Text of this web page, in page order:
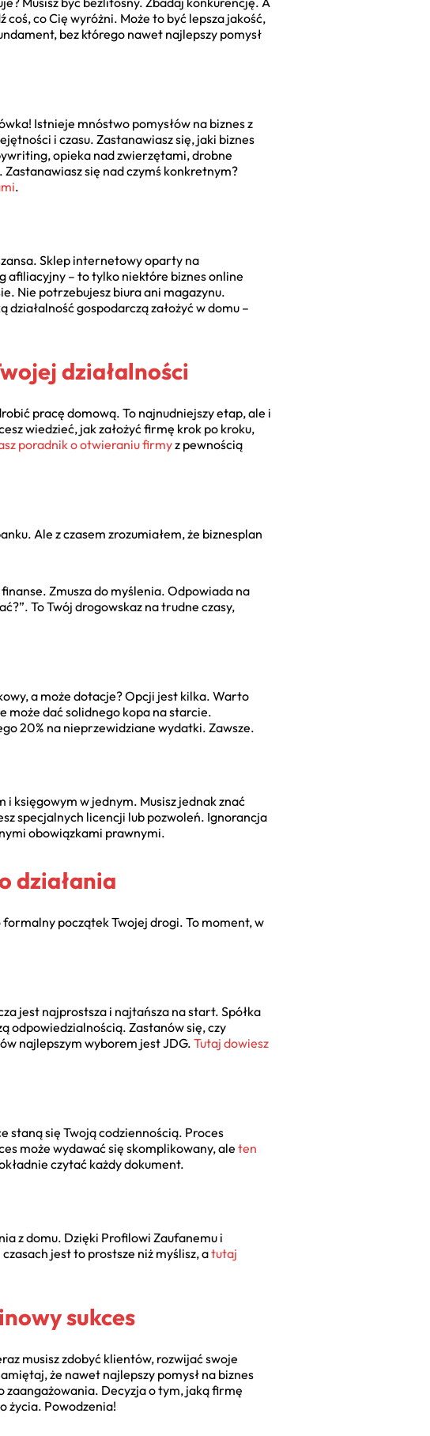
co Cię wyróżni. Może to być lepsza jakość,
bez którego nawet najlepszy pomysł
Istnieje mnóstwo pomysłów na biznes z
i czasu. Zastanawiasz się, jaki biznes
opieka nad zwierzętami, drobne
Zastanawiasz się nad czymś konkretnym?
.
Sklep internetowy oparty na
– to tylko niektóre biznes online
Nie potrzebujesz biura ani magazynu.
gospodarczą założyć w domu –
działalności
pracę domową. To najnudniejszy etap, ale i
wiedzieć, jak założyć firmę krok po kroku,
poradnik o otwieraniu firmyz pewnością
Ale z czasem zrozumiałem, że biznesplan
Zmusza do myślenia. Odpowiada na
To Twój drogowskaz na trudne czasy,
a może dotacje? Opcji jest kilka. Warto
może dać solidnego kopa na starcie.
20% na nieprzewidziane wydatki. Zawsze.
księgowym w jednym. Musisz jednak znać
specjalnych licencji lub pozwoleń. Ignorancja
obowiązkami prawnymi.
działania
początek Twojej drogi. To moment, w
jest najprostsza i najtańsza na start. Spółka
odpowiedzialnością. Zastanów się, czy
najlepszym wyborem jest JDG. Tutaj dowiesz
staną się Twoją codziennością. Proces
może wydawać się skomplikowany, ale ten
czytać każdy dokument.
z domu. Dzięki Profilowi Zaufanemu i
jest to prostsze niż myślisz, atutaj
sukces
musisz zdobyć klientów, rozwijać swoje
że nawet najlepszy pomysł na biznes
zaangażowania. Decyzja o tym, jaką firmę
życia. Powodzenia!